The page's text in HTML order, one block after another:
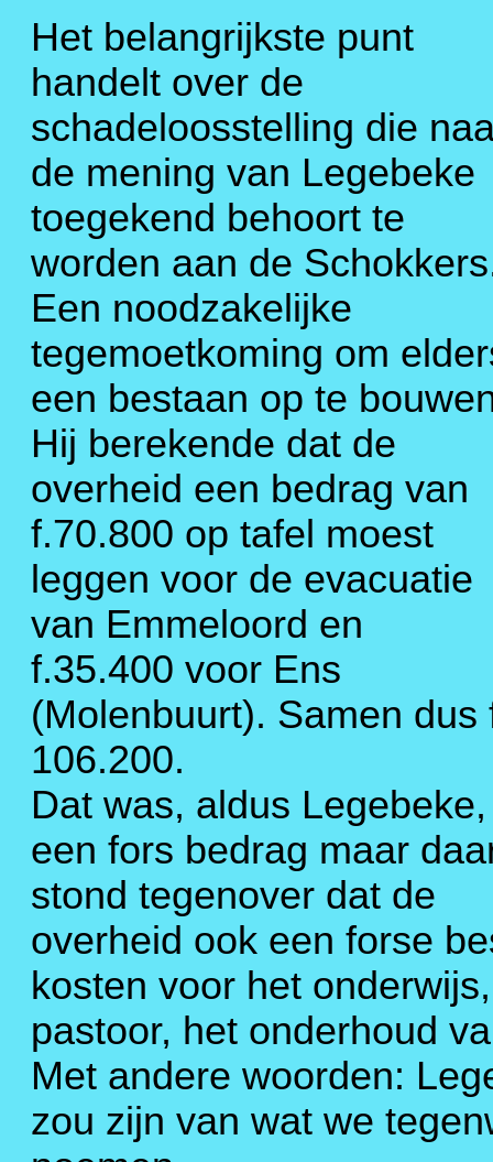
Het belangrijkste punt
handelt over de
schadeloosstelling die
de mening van Legebeke
toegekend behoort te
worden aan de
Een noodzakelijke
tegemoetkoming om
een bestaan op te
Hij berekende dat de
overheid een bedrag van
f.70.800 op tafel moest
leggen voor de evacuatie
van Emmeloord en
f.35.400 voor Ens
(Molenbuurt). Samen dus
106.200.
Dat was, aldus Legebeke,
een fors bedrag maar
stond tegenover dat de
overheid ook een forse
kosten voor het
pastoor, het onderhoud
Met andere woorden:
zou zijn van wat we